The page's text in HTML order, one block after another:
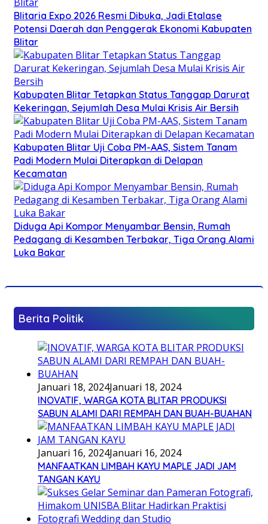
Blitaria Expo 2026 Resmi Dibuka, Jadi Etalase
Potensi Daerah dan Penggerak Ekonomi Kabupaten
Blitar
Kabupaten Blitar Tetapkan Status Tanggap Darurat
Kekeringan, Sejumlah Desa Mulai Krisis Air Bersih
Kabupaten Blitar Uji Coba PM-AAS, Sistem Tanam
Padi Modern Mulai Diterapkan di Delapan
Kecamatan
Diduga Api Kompor Menyambar Bensin, Rumah
Pedagang di Kesamben Terbakar, Tiga Orang Alami
Luka Bakar
Berita Politik
Januari 18, 2024Januari 18, 2024
INOVATIF, WARGA KOTA BLITAR PRODUKSI
SABUN ALAMI DARI REMPAH DAN BUAH-BUAHAN
Januari 16, 2024Januari 16, 2024
MANFAATKAN LIMBAH KAYU MAPLE JADI JAM
TANGAN KAYU